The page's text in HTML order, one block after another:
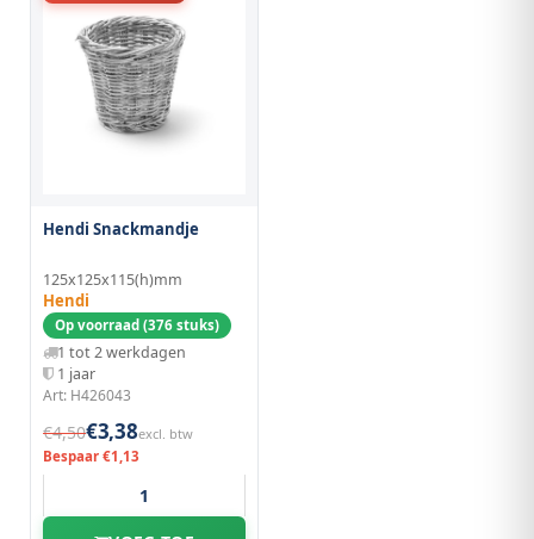
Hendi Snackmandje
125x125x115(h)mm
Hendi
Op voorraad (376 stuks)
1 tot 2 werkdagen
1 jaar
Art: H426043
€4,50€3,38excl. btw
Bespaar €1,13